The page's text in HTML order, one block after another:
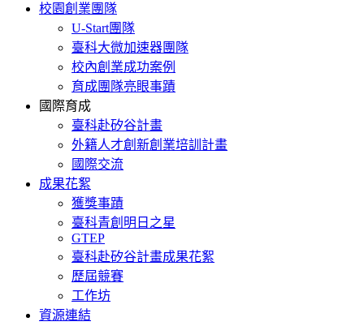
校園創業團隊
U-Start團隊
臺科大微加速器團隊
校內創業成功案例
育成團隊亮眼事蹟
國際育成
臺科赴矽谷計畫
外籍人才創新創業培訓計畫
國際交流
成果花絮
獲獎事蹟
臺科青創明日之星
GTEP
臺科赴矽谷計畫成果花絮
歷屆競賽
工作坊
資源連結